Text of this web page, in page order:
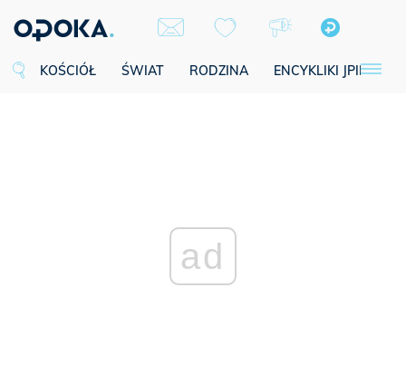
KOŚCIÓŁ ŚWIAT RODZINA ENCYKLIKI JPII
ad